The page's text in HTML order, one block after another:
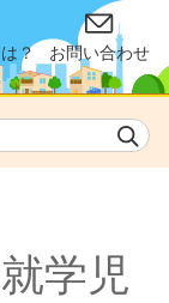
？ お問い合わせ
学児